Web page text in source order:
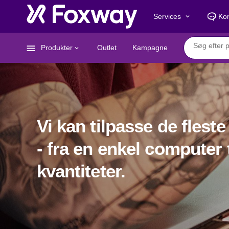
Services keyboard_arrow_down
menu Produkter keyboard_arrow_down Outlet Kampagne
Vi kan tilpasse de
- fra en enkel computer
kvantiteter.